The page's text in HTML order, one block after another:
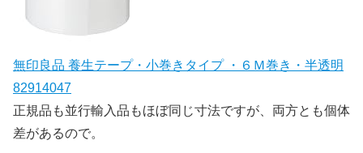
無印良品 養生テープ・小巻きタイプ ・６Ｍ巻き・半透明
82914047
正規品も並行輸入品もほぼ同じ寸法ですが、両方とも個体
差があるので。